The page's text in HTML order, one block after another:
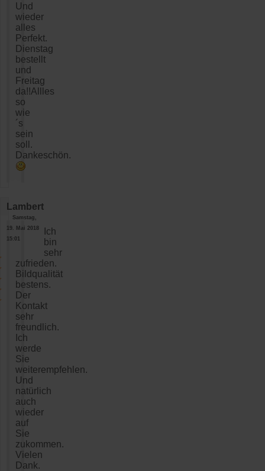
Und
wieder
alles
Perfekt.
Dienstag
bestellt
und
Freitag
da!!Allles
so
wie
´s
sein
soll.
Dankeschön.
Lambert
Samstag,
19. Mai 2018
15:01
Ich
bin
sehr
zufrieden.
Bildqualität
bestens.
Der
Kontakt
sehr
freundlich.
Ich
werde
Sie
weiterempfehlen.
Und
natürlich
auch
wieder
auf
Sie
zukommen.
Vielen
Dank.